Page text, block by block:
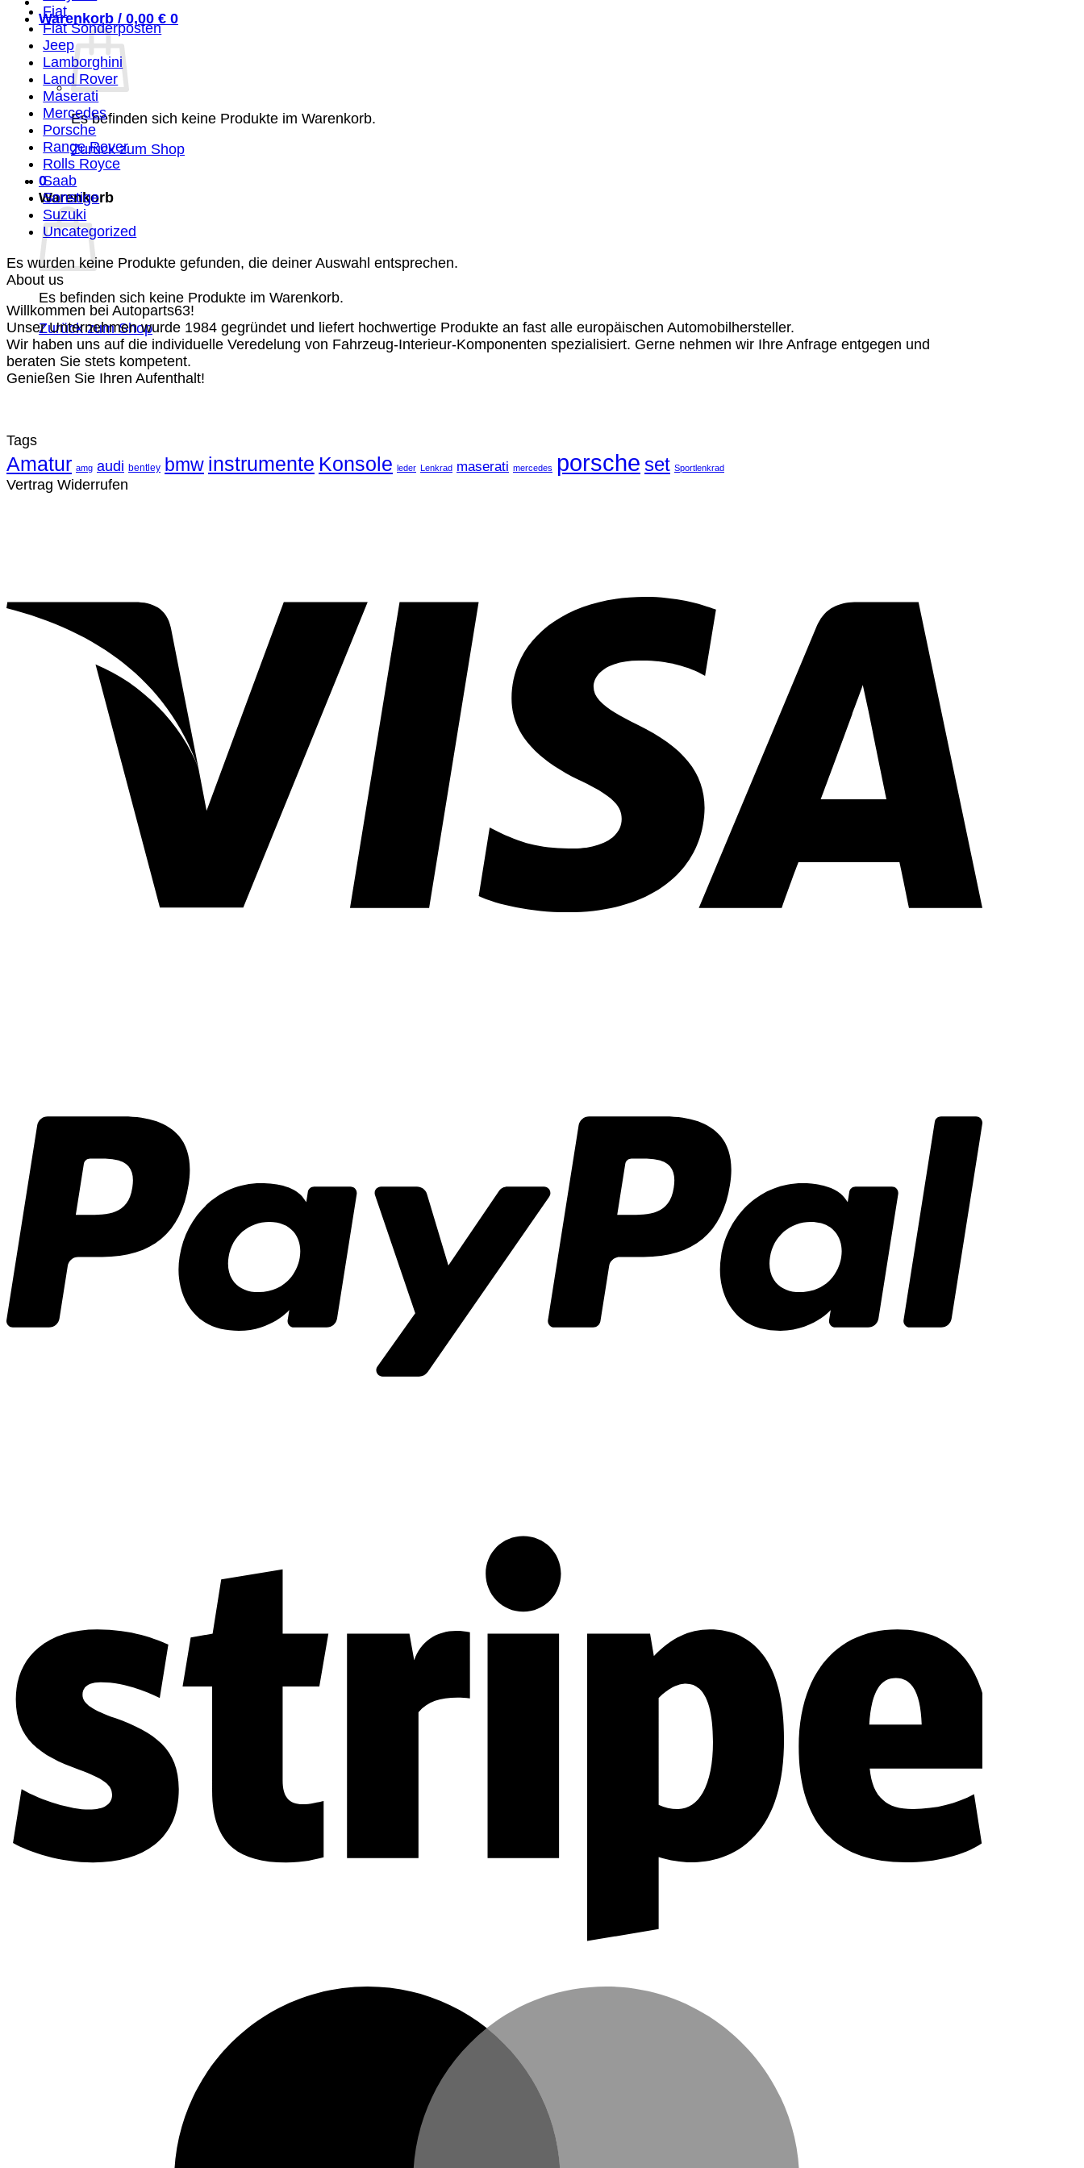
Warenkorb / 0,00 € 0
Es befinden sich keine Produkte im Warenkorb.
Zurück zum Shop
0
Warenkorb
Es befinden sich keine Produkte im Warenkorb.
Zurück zum Shop
Fiat
Fiat Sonderposten
Jeep
Lamborghini
Land Rover
Maserati
Mercedes
Porsche
Range Rover
Rolls Royce
Saab
Sonstige
Suzuki
Uncategorized
Es wurden keine Produkte gefunden, die deiner Auswahl entsprechen.
About us
Willkommen bei Autoparts63!
Unser Unternehmen wurde 1984 gegründet und liefert hochwertige Produkte an fast alle europäischen Automobilhersteller.
Wir haben uns auf die individuelle Veredelung von Fahrzeug-Interieur-Komponenten spezialisiert. Gerne nehmen wir Ihre Anfrage entgegen und
beraten Sie stets kompetent.
Genießen Sie Ihren Aufenthalt!
Tags
Amatur amg audi bentley bmw instrumente Konsole leder Lenkrad maserati mercedes porsche set Sportlenkrad
Vertrag Widerrufen